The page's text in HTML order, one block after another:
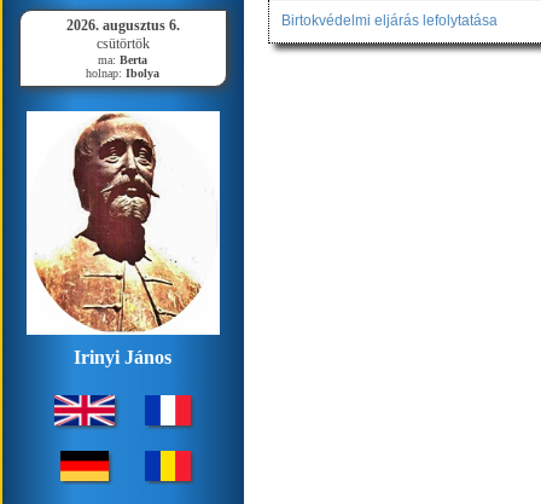
2026. augusztus 6.
csütörtök
ma:Berta
holnap:Ibolya
Irinyi János
Birtokvédelmi eljárás lefolytatása